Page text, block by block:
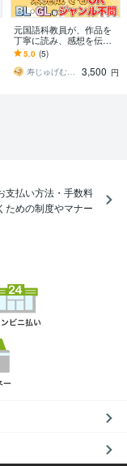
元国語科教員が、作品を
丁寧に読み、感想を伝え
ます あなたに寄り添う、
2,000字以上のやさしい感
想サービス
5.0 (5)
寿じゅげむ【作家・元国語科教員】
3,500 円
支払い方法・手数料
ための制度やマナー